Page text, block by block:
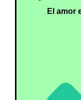
El amor